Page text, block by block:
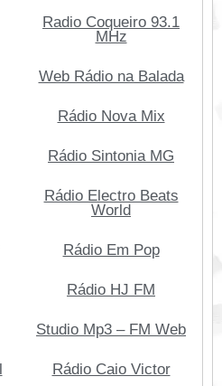
Radio Coqueiro 93.1
MHz
Web Rádio na Balada
Rádio Nova Mix
Rádio Sintonia MG
Rádio Electro Beats
World
Rádio Em Pop
Rádio HJ FM
Studio Mp3 – FM Web
Rádio Caio Victor